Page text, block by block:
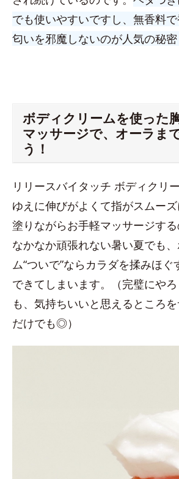
でも使いやすいですし、無香料
匂いを邪魔しないのが人気の秘密
ボディクリームを使った
マッサージで、オーラま
う！
リリースバイタッチ ボディクリ
ゆえに伸びがよくて指がスムーズ
塗りながらお手軽マッサージする
なかなか頑張れない暑い夏でも
ム“ついで”ならカラダを揉みほぐ
できてしまいます。（完璧にや
も、気持ちいいと思えるところ
だけでも◎）